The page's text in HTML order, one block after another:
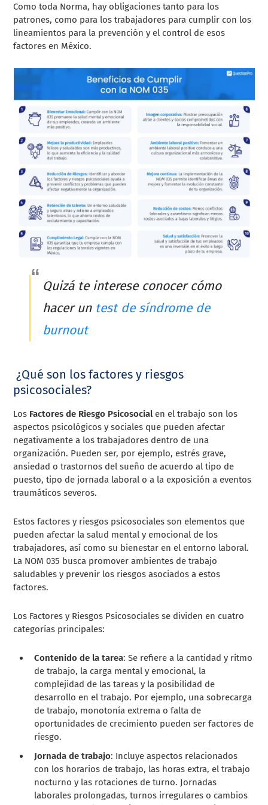
Como toda Norma, hay obligaciones tanto para los
patrones, como para los trabajadores para cumplir con los
lineamientos para la prevención y el control de esos
factores en México.
Quizá te interese conocer cómo
hacer un test de síndrome de
burnout
¿Qué son los factores y riesgos
psicosociales?
Los Factores de Riesgo Psicosocialen el trabajo son los
aspectos psicológicos y sociales que pueden afectar
negativamente a los trabajadores dentro de una
organización. Pueden ser, por ejemplo, estrés grave,
ansiedad o trastornos del sueño de acuerdo al tipo de
puesto, tipo de jornada laboral o a la exposición a eventos
traumáticos severos.
Estos factores y riesgos psicosociales son elementos que
pueden afectar la salud mental y emocional de los
trabajadores, así como su bienestar en el entorno laboral.
La NOM 035 busca promover ambientes de trabajo
saludables y prevenir los riesgos asociados a estos
factores.
Los Factores y Riesgos Psicosociales se dividen en cuatro
categorías principales:
Contenido de la tarea: Se refiere a la cantidad y ritmo
de trabajo, la carga mental y emocional, la
complejidad de las tareas y la posibilidad de
desarrollo en el trabajo. Por ejemplo, una sobrecarga
de trabajo, monotonía extrema o falta de
oportunidades de crecimiento pueden ser factores de
riesgo.
Jornada de trabajo: Incluye aspectos relacionados
con los horarios de trabajo, las horas extra, el trabajo
nocturno y las rotaciones de turno. Jornadas
laborales prolongadas, turnos irregulares o cambios